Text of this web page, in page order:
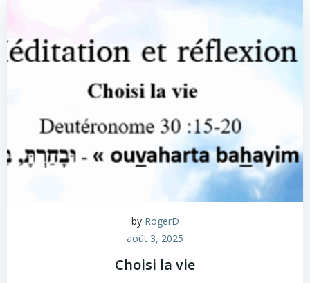
by RogerD
août 3, 2025
Choisi la vie